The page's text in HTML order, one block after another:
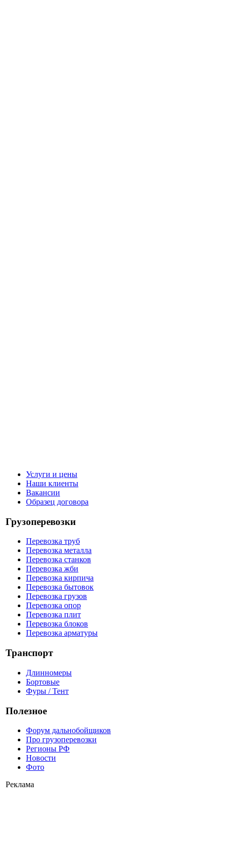
Услуги и цены
Наши клиенты
Вакансии
Образец договора
Грузоперевозки
Перевозка труб
Перевозка металла
Перевозка станков
Перевозка жби
Перевозка кирпича
Перевозка бытовок
Перевозка грузов
Перевозка опор
Перевозка плит
Перевозка блоков
Перевозка арматуры
Транспорт
Длинномеры
Бортовые
Фуры / Тент
Полезное
Форум дальнобойщиков
Про грузоперевозки
Регионы РФ
Новости
Фото
Реклама